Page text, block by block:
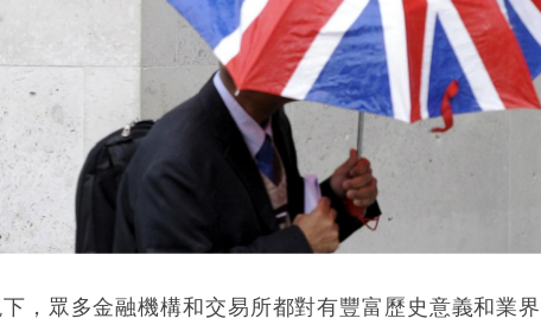
，眾多金融機構和交易所都對有豐富歷史意義和業